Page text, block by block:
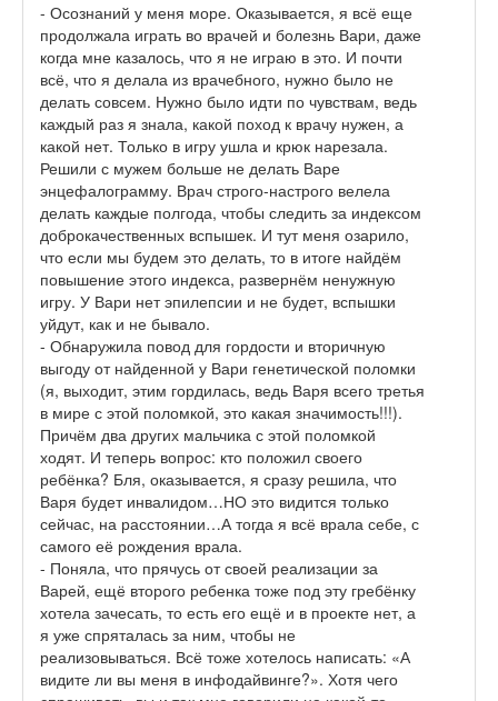
- Осознаний у меня море. Оказывается, я всё еще
продолжала играть во врачей и болезнь Вари, даже
когда мне казалось, что я не играю в это. И почти
всё, что я делала из врачебного, нужно было не
делать совсем. Нужно было идти по чувствам, ведь
каждый раз я знала, какой поход к врачу нужен, а
какой нет. Только в игру ушла и крюк нарезала.
Решили с мужем больше не делать Варе
энцефалограмму. Врач строго-настрого велела
делать каждые полгода, чтобы следить за индексом
доброкачественных вспышек. И тут меня озарило,
что если мы будем это делать, то в итоге найдём
повышение этого индекса, развернём ненужную
игру. У Вари нет эпилепсии и не будет, вспышки
уйдут, как и не бывало.
- Обнаружила повод для гордости и вторичную
выгоду от найденной у Вари генетической поломки
(я, выходит, этим гордилась, ведь Варя всего третья
в мире с этой поломкой, это какая значимость!!!).
Причём два других мальчика с этой поломкой
ходят. И теперь вопрос: кто положил своего
ребёнка? Бля, оказывается, я сразу решила, что
Варя будет инвалидом…НО это видится только
сейчас, на расстоянии…А тогда я всё врала себе, с
самого её рождения врала.
- Поняла, что прячусь от своей реализации за
Варей, ещё второго ребенка тоже под эту гребёнку
хотела зачесать, то есть его ещё и в проекте нет, а
я уже спряталась за ним, чтобы не
реализовываться. Всё тоже хотелось написать: «А
видите ли вы меня в инфодайвинге?». Хотя чего